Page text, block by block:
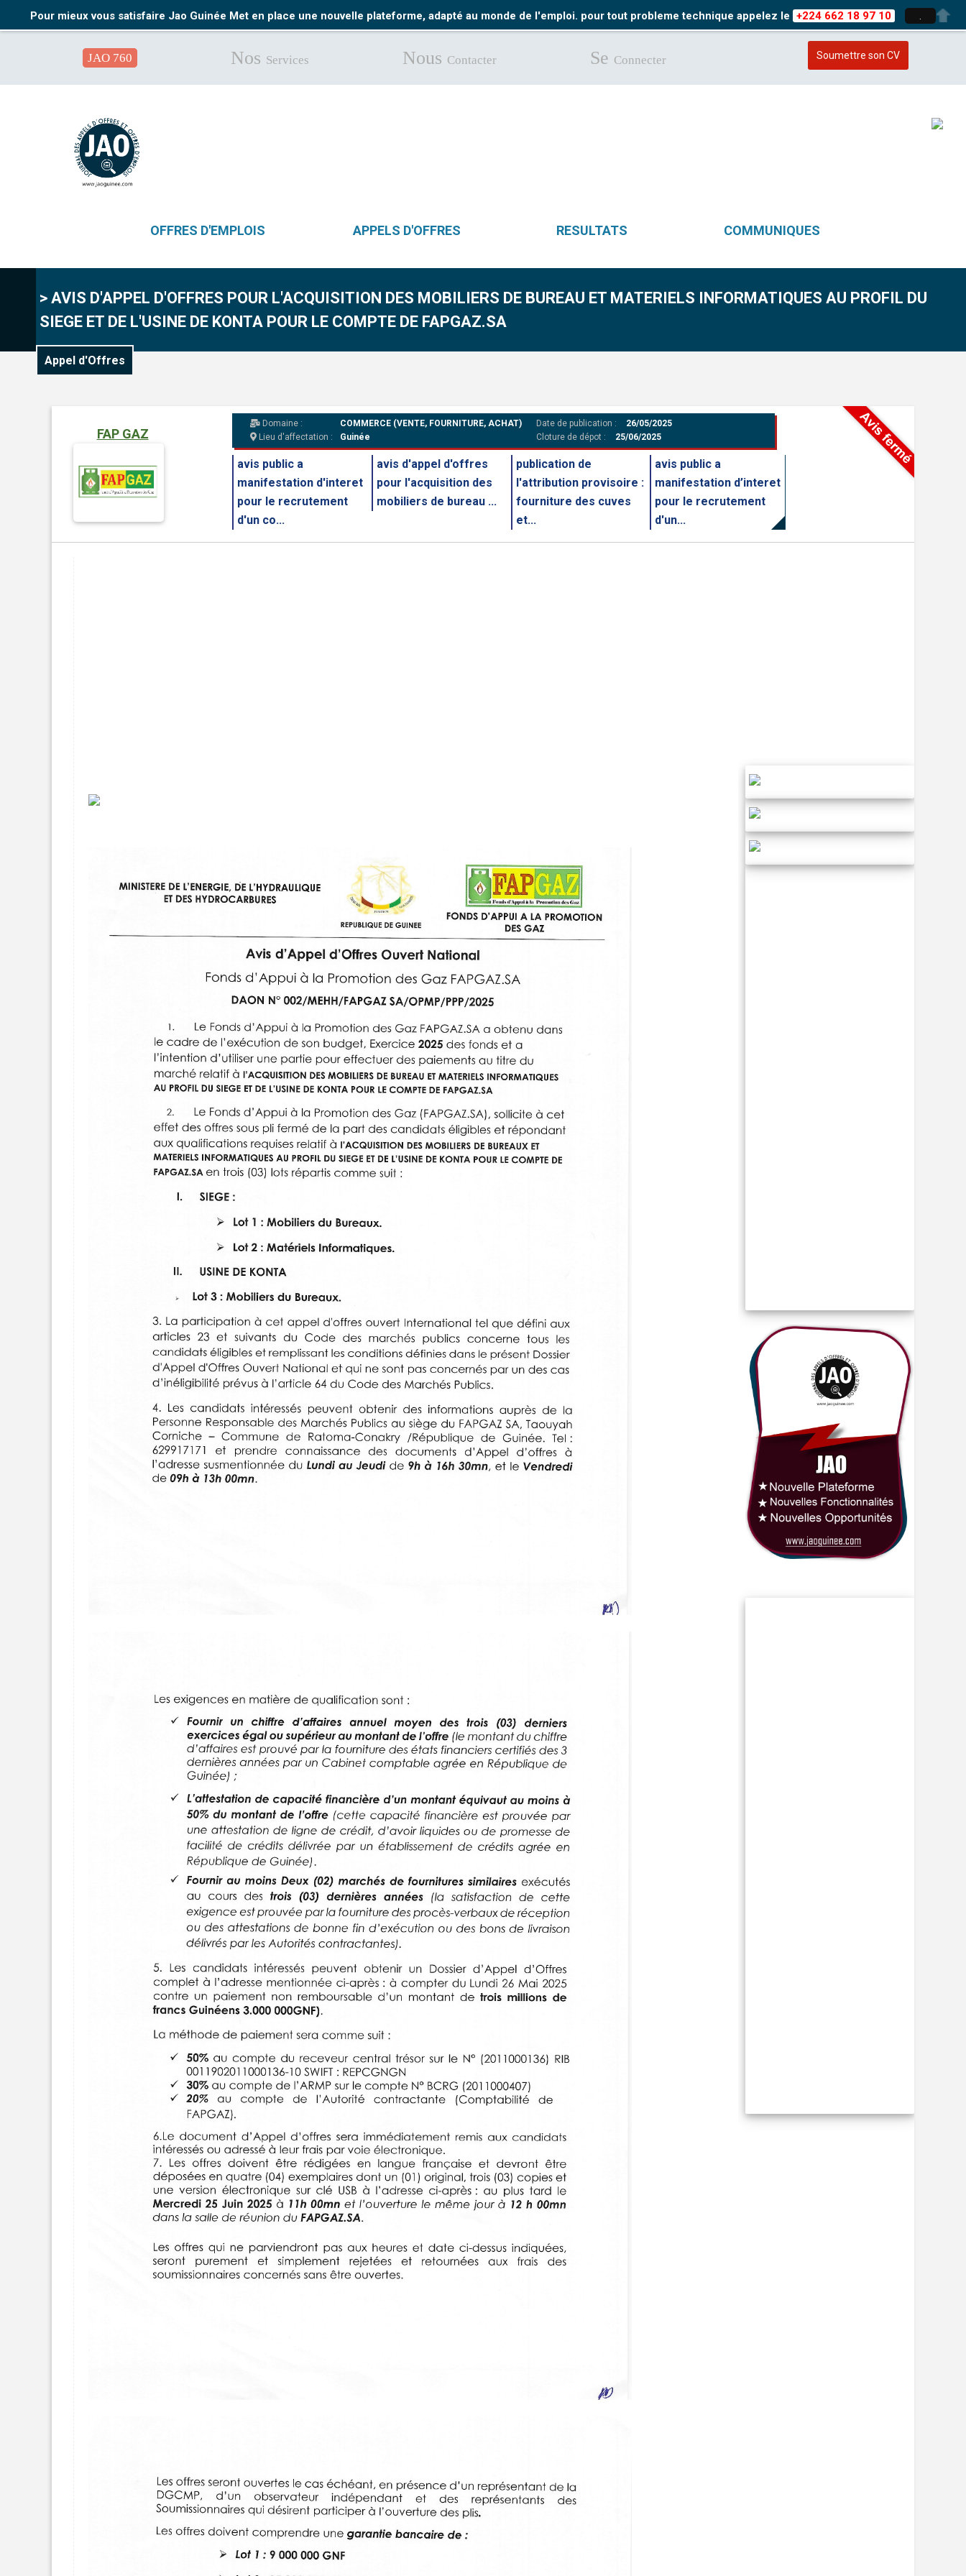
Pour mieux vous satisfaire Jao Guinée Met en place une nouvelle plateforme, adapté au monde de l'emploi. pour tout probleme technique appelez le +224 662 18 97 10
JAO 760 Nos Services Nous Contacter Se Connecter Soumettre son CV
OFFRES D'EMPLOIS APPELS D'OFFRES RESULTATS COMMUNIQUES
> AVIS D'APPEL D'OFFRES POUR L'ACQUISITION DES MOBILIERS DE BUREAU ET MATERIELS INFORMATIQUES AU PROFIL DU
SIEGE ET DE L'USINE DE KONTA POUR LE COMPTE DE FAPGAZ.SA
Appel d'Offres
FAP GAZ
Domaine :
COMMERCE (VENTE, FOURNITURE, ACHAT)
Lieu d'affectation :
Guinée
Date de publication :
26/05/2025
Cloture de dépot :
25/06/2025
avis public a
manifestation d'interet
pour le recrutement
d'un co...
avis d'appel d'offres
pour l'acquisition des
mobiliers de bureau ...
publication de
l'attribution provisoire :
fourniture des cuves
et...
avis public a
manifestation d’interet
pour le recrutement
d'un...